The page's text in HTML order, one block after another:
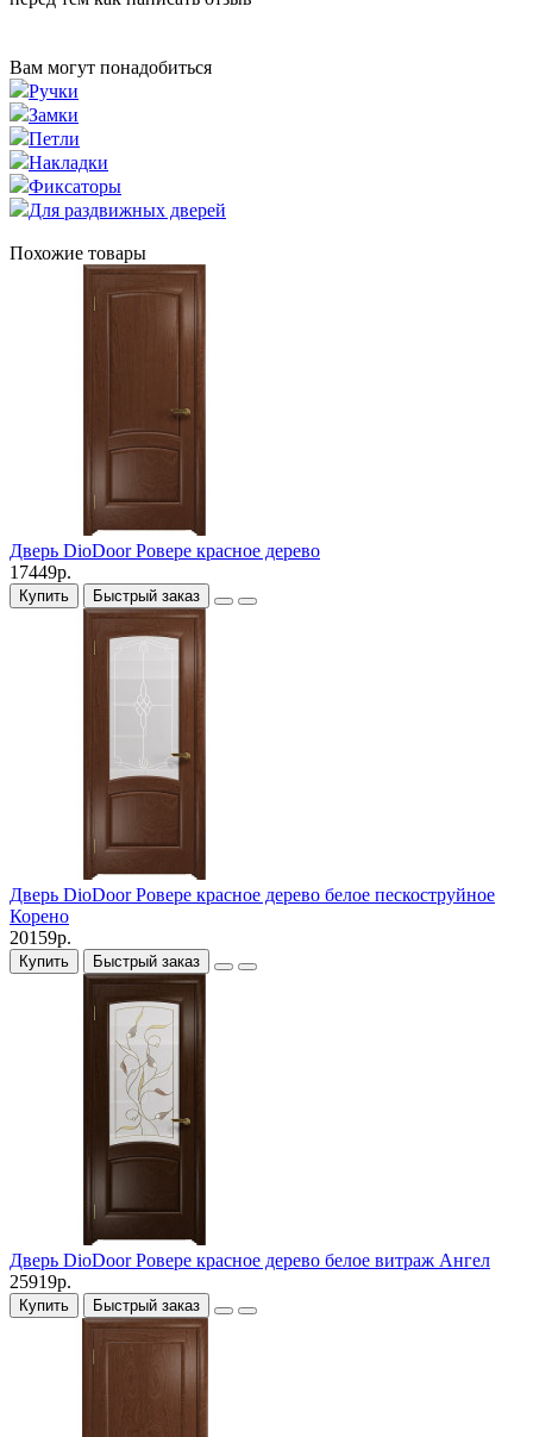
Вам могут понадобиться
Ручки
Замки
Петли
Накладки
Фиксаторы
Для раздвижных дверей
Похожие товары
Дверь DioDoor Ровере красное дерево
17449р.
Купить Быстрый заказ
Дверь DioDoor Ровере красное дерево белое пескоструйное
Корено
20159р.
Купить Быстрый заказ
Дверь DioDoor Ровере красное дерево белое витраж Ангел
25919р.
Купить Быстрый заказ